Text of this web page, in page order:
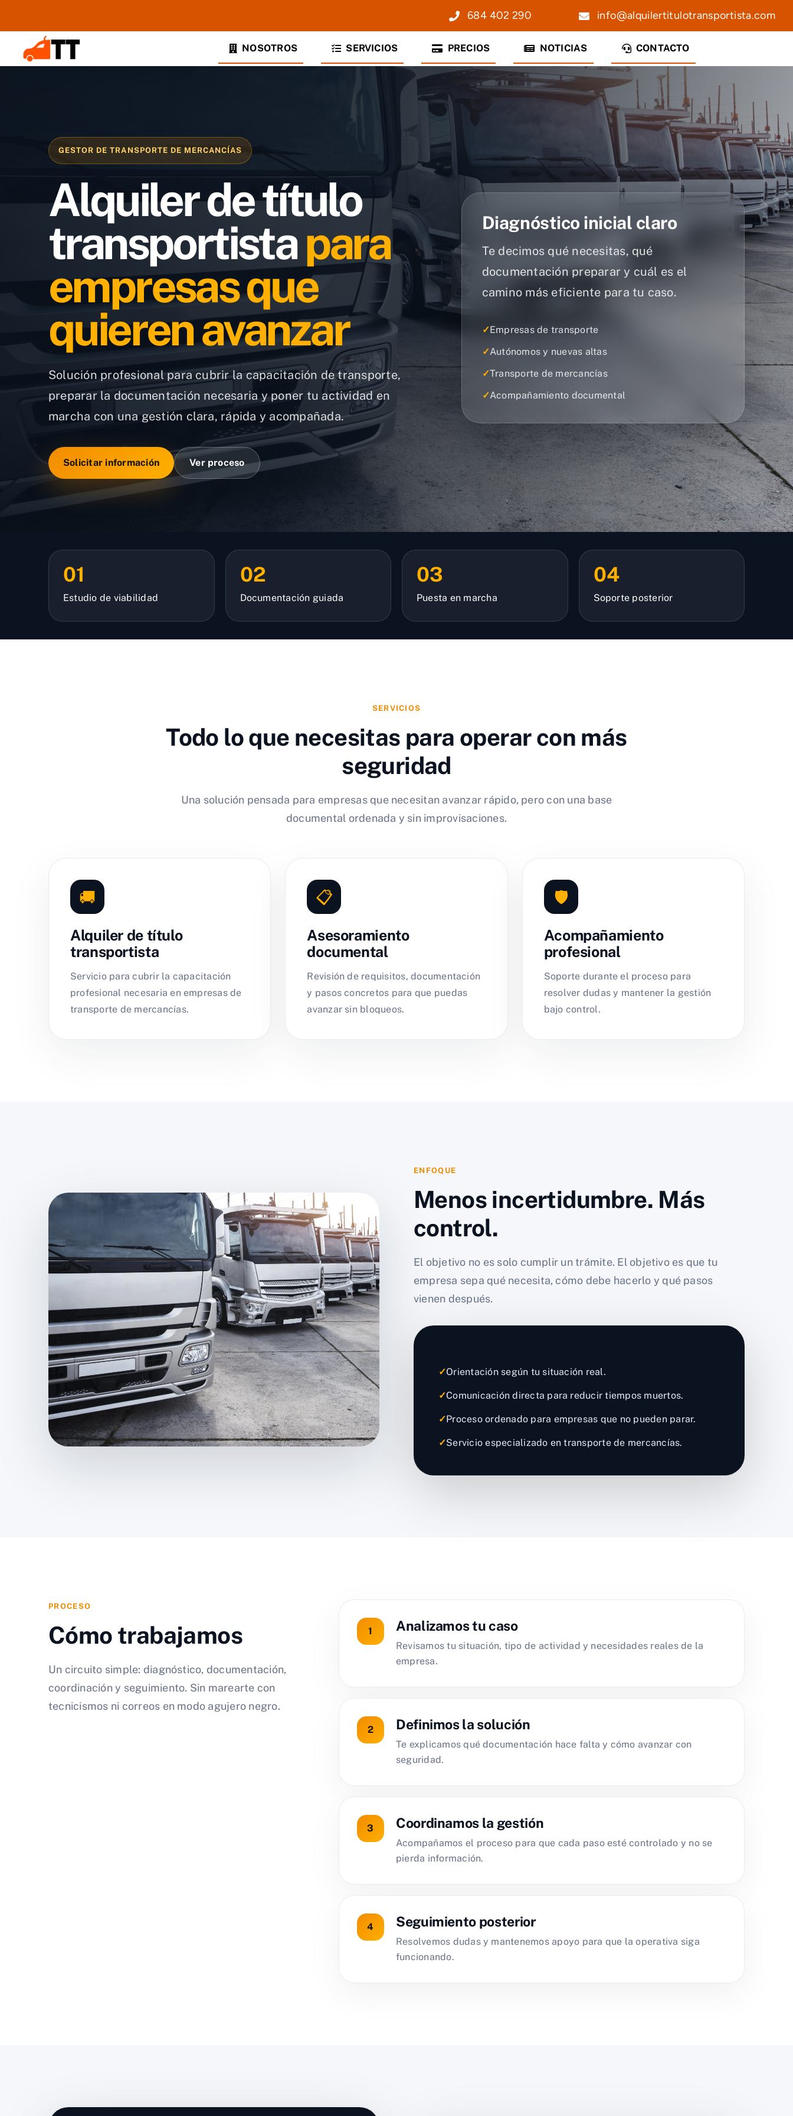
contenido
684 402 290 info@alquilertitulotransportista.com
NOSOTROS SERVICIOS PRECIOS NOTICIAS CONTACTO
GESTOR DE TRANSPORTE DE MERCANCÍAS
Alquiler de título
transportistapara
empresas que
quieren avanzar
Solución profesional para cubrir la capacitación de transporte,
preparar la documentación necesaria y poner tu actividad en
marcha con una gestión clara, rápida y acompañada.
Solicitar información Ver proceso
Diagnóstico inicial claro
Te decimos qué necesitas, qué
documentación preparar y cuál es el
camino más eficiente para tu caso.
✓Empresas de transporte
✓Autónomos y nuevas altas
✓Transporte de mercancías
✓Acompañamiento documental
01
Estudio de viabilidad
02
Documentación guiada
03
Puesta en marcha
04
Soporte posterior
SERVICIOS
Todo lo que necesitas para operar con más
seguridad
Una solución pensada para empresas que necesitan avanzar rápido, pero con una base
documental ordenada y sin improvisaciones.
🚚
Alquiler de título
transportista
Servicio para cubrir la capacitación
profesional necesaria en empresas de
transporte de mercancías.
📋
Asesoramiento
documental
Revisión de requisitos, documentación
y pasos concretos para que puedas
avanzar sin bloqueos.
🛡️
Acompañamiento
profesional
Soporte durante el proceso para
resolver dudas y mantener la gestión
bajo control.
ENFOQUE
Menos incertidumbre. Más
control.
El objetivo no es solo cumplir un trámite. El objetivo es que tu
empresa sepa qué necesita, cómo debe hacerlo y qué pasos
vienen después.
✓Orientación según tu situación real.
✓Comunicación directa para reducir tiempos muertos.
✓Proceso ordenado para empresas que no pueden parar.
✓Servicio especializado en transporte de mercancías.
PROCESO
Cómo trabajamos
Un circuito simple: diagnóstico, documentación,
coordinación y seguimiento. Sin marearte con
tecnicismos ni correos en modo agujero negro.
Analizamos tu caso
Revisamos tu situación, tipo de actividad y necesidades reales de la
empresa.
Definimos la solución
Te explicamos qué documentación hace falta y cómo avanzar con
seguridad.
Coordinamos la gestión
Acompañamos el proceso para que cada paso esté controlado y no se
pierda información.
Seguimiento posterior
Resolvemos dudas y mantenemos apoyo para que la operativa siga
funcionando.